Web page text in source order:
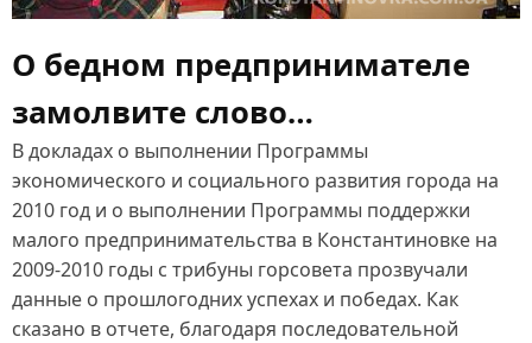
О бедном предпринимателе
замолвите слово…
В докладах о выполнении Программы
экономического и социального развития города на
2010 год и о выполнении Программы поддержки
малого предпринимательства в Константиновке на
2009-2010 годы с трибуны горсовета прозвучали
данные о прошлогодних успехах и победах. Как
сказано в отчете, благодаря последовательной